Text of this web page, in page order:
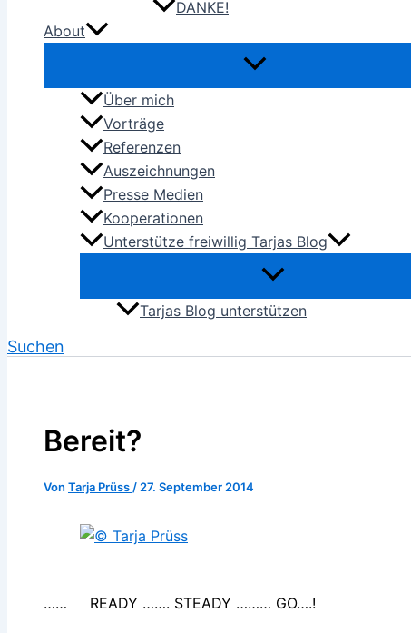
DANKE!
About
Über mich
Vorträge
Referenzen
Auszeichnungen
Presse Medien
Kooperationen
Unterstütze freiwillig Tarjas Blog
Tarjas Blog unterstützen
Suchen
Bereit?
Von Tarja Prüss / 27. September 2014
…… READY ……. STEADY ……… GO….!